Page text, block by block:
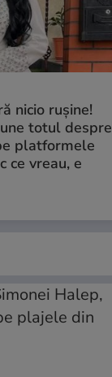
nicio rușine!
totul despre
platformele
ce vreau, e